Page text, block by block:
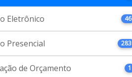
Eletrônico 46
Presencial 283
de Orçamento 1